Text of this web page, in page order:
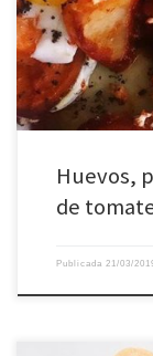
Huevos,
de
Publicada 21/03/